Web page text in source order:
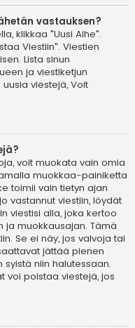
vastauksen?
klikkaa "Uusi Aihe".
Viestiin". Viestien
Lista sinun
ja viestiketjun
viestejä, Voit
voit muokata vain omia
muokkaa-painiketta
toimii vain tietyn ajan
vastannut viestiin, löydät
viestisi alla, joka kertoo
ja muokkausajan. Tämä
Se ei näy, jos valvoja tai
jättää pienen
niin halutessaan.
voi poistaa viestejä, jos